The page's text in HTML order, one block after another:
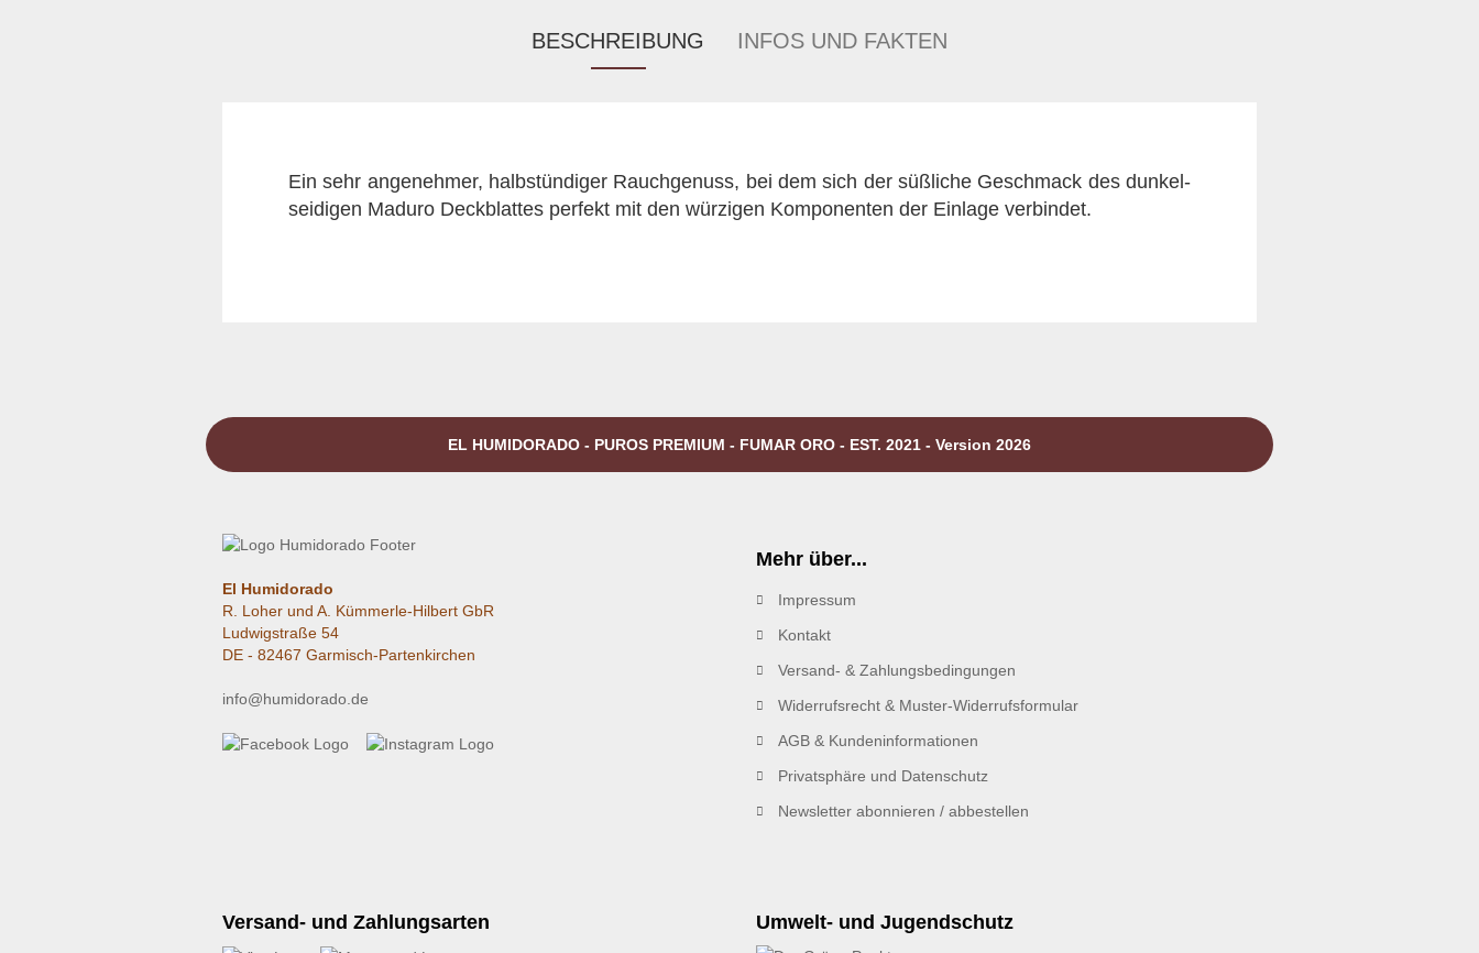
BESCHREIBUNG INFOS UND FAKTEN
Ein sehr angenehmer, halbstündiger Rauchgenuss, bei dem sich der süßliche Geschmack des dunkel-
seidigen Maduro Deckblattes perfekt mit den würzigen Komponenten der Einlage verbindet.
EL HUMIDORADO - PUROS PREMIUM - FUMAR ORO - EST. 2021 - Version 2026
El Humidorado
R. Loher und A. Kümmerle-Hilbert GbR
Ludwigstraße 54
DE - 82467 Garmisch-Partenkirchen
info@humidorado.de
Mehr über...
Impressum
Kontakt
Versand- & Zahlungsbedingungen
Widerrufsrecht & Muster-Widerrufsformular
AGB & Kundeninformationen
Privatsphäre und Datenschutz
Newsletter abonnieren / abbestellen
Versand- und Zahlungsarten Umwelt- und Jugendschutz